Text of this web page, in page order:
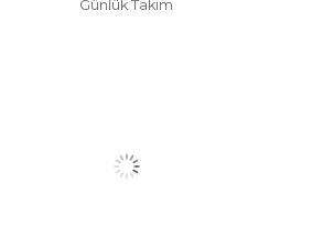
Günlük Takım